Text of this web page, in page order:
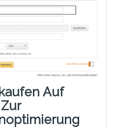
Auf